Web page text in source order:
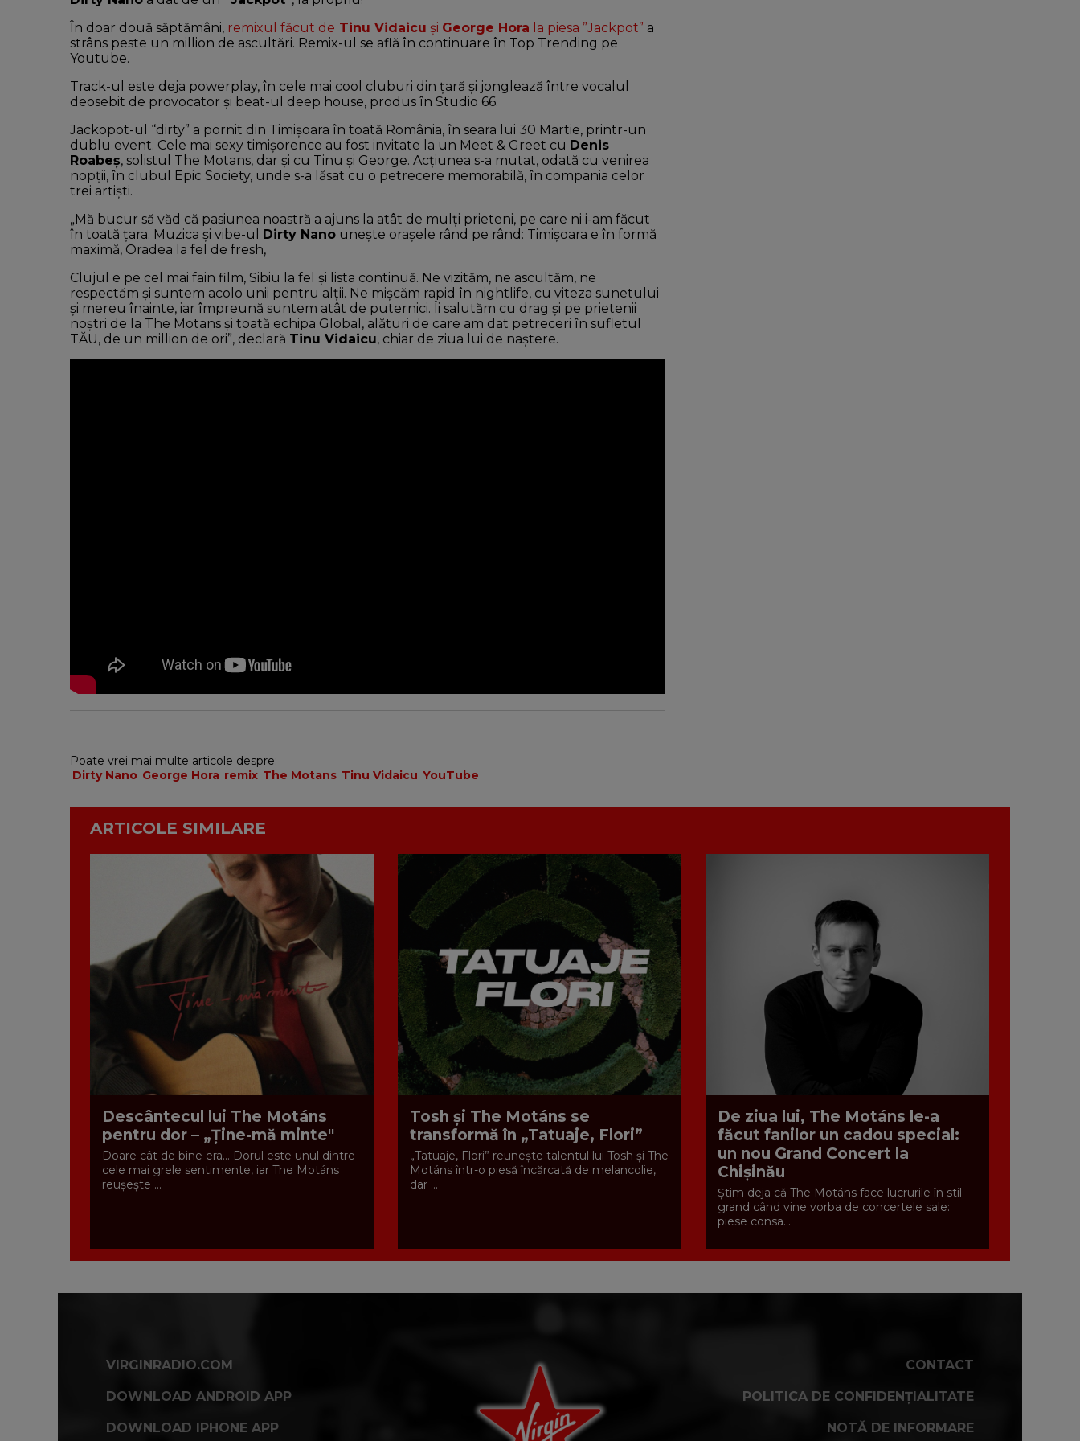
În doar două săptămâni, remixul făcut de Tinu Vidaicu şi George Hora la piesa ”Jackpot” a
strâns peste un million de ascultări. Remix-ul se află în continuare în Top Trending pe
Youtube.
Track-ul este deja powerplay, în cele mai cool cluburi din ţară şi jonglează între vocalul
deosebit de provocator şi beat-ul deep house, produs în Studio 66.
Jackopot-ul “dirty” a pornit din Timişoara în toată România, în seara lui 30 Martie, printr-un
dublu event. Cele mai sexy timişorence au fost invitate la un Meet & Greet cu Denis
Roabeş, solistul The Motans, dar şi cu Tinu şi George. Acţiunea s-a mutat, odată cu venirea
nopţii, în clubul Epic Society, unde s-a lăsat cu o petrecere memorabilă, în compania celor
trei artişti.
„Mă bucur să văd că pasiunea noastră a ajuns la atât de mulţi prieteni, pe care ni i-am făcut
în toată ţara. Muzica şi vibe-ul Dirty Nano uneşte oraşele rând pe rând: Timişoara e în formă
maximă, Oradea la fel de fresh,
Clujul e pe cel mai fain film, Sibiu la fel şi lista continuă. Ne vizităm, ne ascultăm, ne
respectăm şi suntem acolo unii pentru alţii. Ne mişcăm rapid în nightlife, cu viteza sunetului
şi mereu înainte, iar împreună suntem atât de puternici. Îi salutăm cu drag şi pe prietenii
noştri de la The Motans şi toată echipa Global, alături de care am dat petreceri în sufletul
TĂU, de un million de ori”, declară Tinu Vidaicu, chiar de ziua lui de naştere.
Poate vrei mai multe articole despre:
Dirty Nano George Hora remix The Motans Tinu Vidaicu YouTube
ARTICOLE SIMILARE
Descântecul lui The Motáns
pentru dor – „Ține-mă minte"
Doare cât de bine era... Dorul este unul dintre
cele mai grele sentimente, iar The Motáns
reușește ...
Tosh și The Motáns se
transformă în „Tatuaje, Flori”
„Tatuaje, Flori” reunește talentul lui Tosh și The
Motáns într-o piesă încărcată de melancolie,
dar ...
De ziua lui, The Motáns le-a
făcut fanilor un cadou special:
un nou Grand Concert la
Chișinău
Știm deja că The Motáns face lucrurile în stil
grand când vine vorba de concertele sale:
piese consa...
VIRGINRADIO.COM
DOWNLOAD ANDROID APP
DOWNLOAD IPHONE APP
CONTACT
POLITICA DE CONFIDENȚIALITATE
NOTĂ DE INFORMARE